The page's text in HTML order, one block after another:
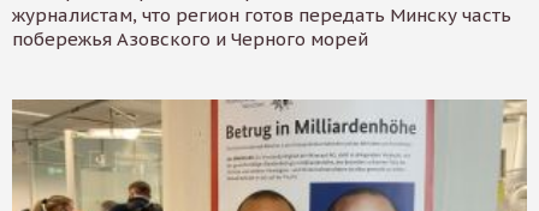
журналистам, что регион готов передать Минску часть
побережья Азовского и Черного морей